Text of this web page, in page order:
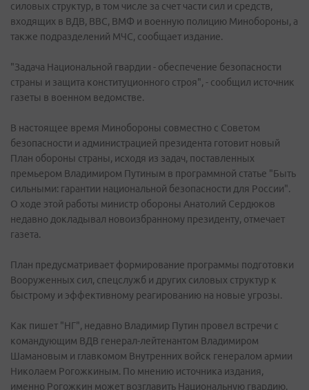
силовых структур, в том числе за счет части сил и средств,
входящих в ВДВ, ВВС, ВМФ и военную полицию Минобороны, а
также подразделений МЧС, сообщает издание.
"Задача Национальной гвардии - обеспечение безопасности
страны и защита конституционного строя", - сообщил источник
газеты в военном ведомстве.
В настоящее время Минобороны совместно с Советом
безопасности и администрацией президента готовит новый
План обороны страны, исходя из задач, поставленных
премьером Владимиром Путиным в программной статье "Быть
сильными: гарантии национальной безопасности для России".
О ходе этой работы министр обороны Анатолий Сердюков
недавно докладывал новоизбранному президенту, отмечает
газета.
План предусматривает формирование программы подготовки
Вооруженных сил, спецслужб и других силовых структур к
быстрому и эффективному реагированию на новые угрозы.
Как пишет "НГ", недавно Владимир Путин провел встречи с
командующим ВДВ генерал-лейтенантом Владимиром
Шамановым и главкомом Внутренних войск генералом армии
Николаем Рогожкиным. По мнению источника издания,
именно Рогожкин может возглавить Национальную гвардию.